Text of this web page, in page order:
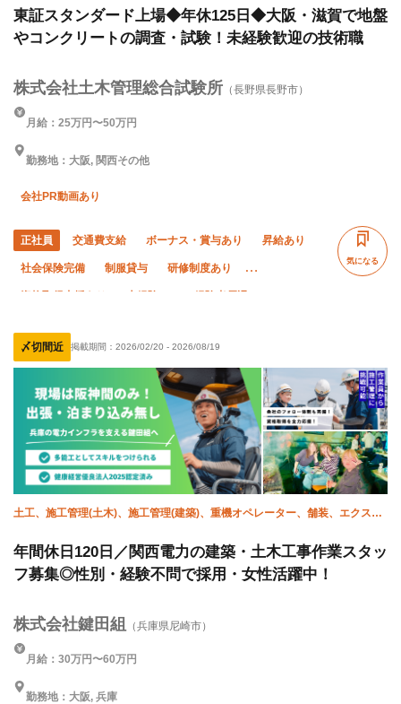
東証スタンダード上場◆年休125日◆大阪・滋賀で地盤
やコンクリートの調査・試験！未経験歓迎の技術職
株式会社土木管理総合試験所 （長野県長野市）
月給：25万円〜50万円
勤務地：大阪, 関西その他
会社PR動画あり
正社員 交通費支給 ボーナス・賞与あり 昇給あり
社会保険完備 制服貸与 研修制度あり
夜勤あり 直帰・直行OK 土日休み
気になる
〆切間近 掲載期間： 2026/02/20 - 2026/08/19
土工、施工管理(土木)、施工管理(建築)、重機オペレーター、舗装、エクステ
年間休日120日／関西電力の建築・土木工事作業スタッ
フ募集◎性別・経験不問で採用・女性活躍中！
株式会社鍵田組 （兵庫県尼崎市）
月給：30万円〜60万円
勤務地：大阪, 兵庫